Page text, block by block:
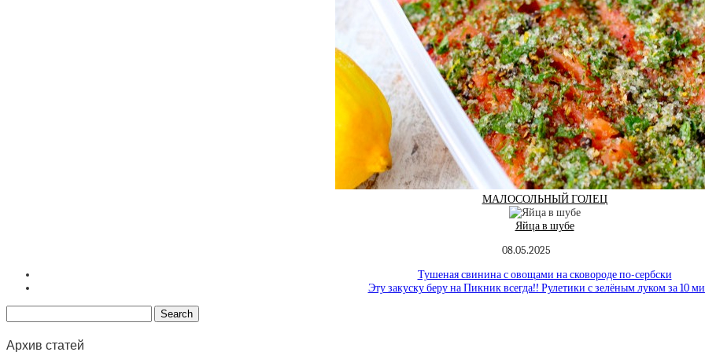
МАЛОСОЛЬНЫЙ ГОЛЕЦ
Яйца в шубе
08.05.2025
Тушеная свинина с овощами на сковороде по-сербски
Эту закуску беру на Пикник всегда!! Рулетики с зелёным луком за 10
Архив статей